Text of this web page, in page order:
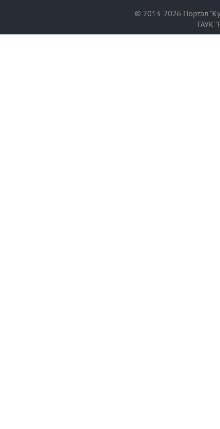
© 2013-2026 Портал
ГАУК